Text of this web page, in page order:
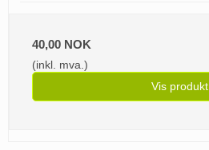
40,00 NOK
(inkl. mva.)
Vis produkt